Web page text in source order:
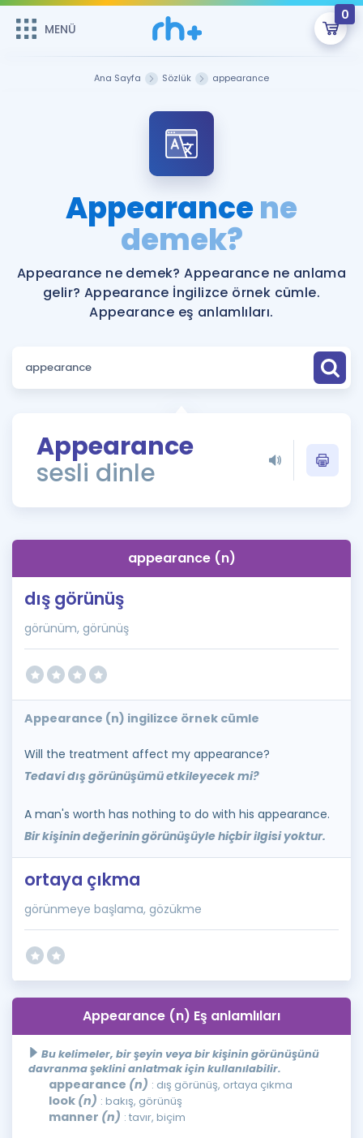
MENÜ
0
Şifremi Hatırlamıyorum
Sepetin Şu An Boş.
Remzi Hoca ile seni sınava hazırlayacak onlarca eğitim seni
bekliyor!
MENÜ
Katılımcı Görüşleri
Faydalı Araçlar
Ücretsiz Kaynaklar
ÖSYM Sınav Takvimi
Kampanyalar
İngilizce Gramer
İngilizce Gramer
Ana Sayfa Sözlük appearance
Appearancene
demek?
Appearance ne demek? Appearance ne anlama
gelir? Appearance İngilizce örnek cümle.
Appearance eş anlamlıları.
Appearance
sesli dinle
appearance (n)
dış görünüş
görünüm, görünüş
Appearance (n) ingilizce örnek cümle
Will the treatment affect my appearance?
Tedavi dış görünüşümü etkileyecek mi?
A man's worth has nothing to do with his appearance.
Bir kişinin değerinin görünüşüyle hiçbir ilgisi yoktur.
ortaya çıkma
görünmeye başlama, gözükme
Appearance (n) Eş anlamlıları
Bu kelimeler, bir şeyin veya bir kişinin görünüşünü
davranma şeklini anlatmak için kullanılabilir.
appearance (n) : dış görünüş, ortaya çıkma
look (n) : bakış, görünüş
manner (n) : tavır, biçim